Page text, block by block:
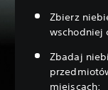
Zbierz
wschodniej
Zbadaj
miejscach: